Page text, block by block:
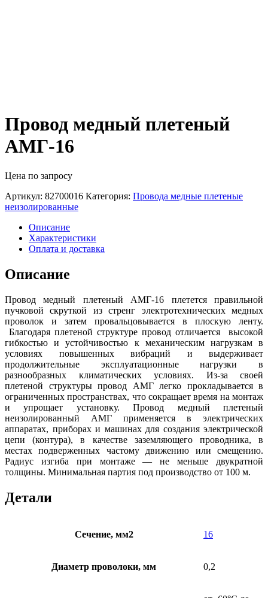
Провод медный плетеный
АМГ-16
Цена по запросу
Артикул: 82700016 Категория: Провода медные плетеные
неизолированные
Описание
Характеристики
Оплата и доставка
Описание
Провод медный плетеный АМГ-16 плетется правильной
пучковой скруткой из стренг электротехнических медных
проволок и затем провальцовывается в плоскую ленту.
Благодаря плетеной структуре провод отличается высокой
гибкостью и устойчивостью к механическим нагрузкам в
условиях повышенных вибраций и выдерживает
продолжительные эксплуатационные нагрузки в
разнообразных климатических условиях. Из-за своей
плетеной структуры провод АМГ легко прокладывается в
ограниченных пространствах, что сокращает время на монтаж
и упрощает установку. Провод медный плетеный
неизолированный АМГ применяется в электрических
аппаратах, приборах и машинах для создания электрической
цепи (контура), в качестве заземляющего проводника, в
местах подверженных частому движению или смещению.
Радиус изгиба при монтаже — не меньше двукратной
толщины. Минимальная партия под производство от 100 м.
Детали
Сечение, мм2 16
Диаметр проволоки, мм 0,2